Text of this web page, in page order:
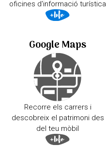
oficines d'informació turística
Google Maps
Recorre els carrers i
descobreix el patrimoni des
del teu mòbil